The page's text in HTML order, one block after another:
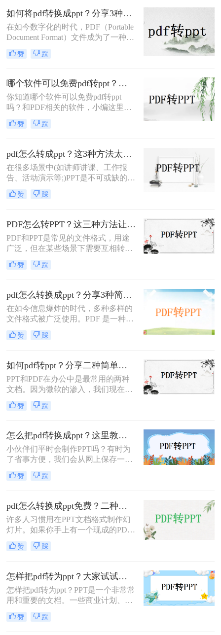
所以我们需要先将PDF转换成PPT才
能进行编辑。那你们知道如何把PDF
转换成PPT吗？有需要将PDF转换成
PPT的小伙伴，接下来就给你们分享
几个人不错的方法。
如何将pdf转换成ppt？分享3种简单方法！
在如今数字化的时代，PDF（Portable
Document Format）文件成为了一种常
见的文档格式。然而，在进行演示或
编辑时，我们可能更需要将PDF文件
将为您详细介绍如何将pdf转换成ppt
的方法，帮助您在工作和学习中高效
利用这些文件。
赞 踩
哪个软件可以免费pdf转ppt？分享四个好用的转换工具！
你知道哪个软件可以免费pdf转ppt
吗？和PDF相关的软件，小编这里有
很多，但要说到免费转换格式的，小
编只推荐这几款！不仅能将PDF一键
版和原文相同，图片画质依旧清晰！
赞 踩
pdf怎么转成ppt？这3种方法太实用了！
在很多场景中(如讲师讲课、工作报
告、活动演示等;)PPT是不可或缺的。
也因此，学会熟练制作各种PPT是办
公室工作必不可少的技巧。很多用户
好的操作，需要使用PDF数据中的一
些内容，但是如果不能直接复制，就
要把PDF转换成PPT。那么，pdf怎么
转成ppt呢？接下来分享三种文件格式
转换方案。让我们来看看。
赞 踩
PDF怎么转PPT？这三种方法让你学会PDF转PPT！
PDF和PPT是常见的文件格式，用途
广泛，但在某些场景下需要互相转
换。本文将介绍几种pdf怎么转ppt方
法，帮助你快速、高效地将PDF文件
赞 踩
pdf怎么转换成ppt？分享3种简单方法~
在如今信息爆炸的时代，多种多样的
文件格式被广泛使用。PDF 是一种非
常常见的文件格式，而 PPT 幻灯片则
在演示和展示方面非常受欢迎。但是
PPT 幻灯片格式，那么pdf怎么转换成
ppt呢？本文将为你详细介绍几种有效
的方法。
赞 踩
如何pdf转ppt？分享二种简单方法~
PPT和PDF在办公中是最常用的两种
文档。因为微软的渗入，我们现在使
用的许多文本或者报告格式是PPT
的，而PDF格式的文档由于其在网络
是，这两个人由于办公需要经常需要
转换，因而给我们的工作带来很大不
便。如何如何pdf转ppt？将pdf转ppt简
单方法其实并不难下面就来看看吧。
赞 踩
怎么把pdf转换成ppt？这里教你这三种方法！
小伙伴们平时会制作PPT吗？有时为
了省事方便，我们会从网上保存一些
PPT模板，这样可以让我们快速制作
出美观的PPT。不过大部分模板都是
可以保留文件的格式排版。如果我们
想要使用这些模板的话，就需要先将
PDF转换成PPT。
赞 踩
pdf怎么转换成ppt免费？二种方法分享给你！
许多人习惯用在PPT文档格式制作幻
灯片。如果你手上有一个现成的PDF
文档，并且想要将其转换为PPT演示
文档，你不需要花费时间和精力来寻
作。就可以轻松的将pdf怎么转换成
ppt免费，pdf转换成ppt文件具体要怎
么做呢？下面就来给大家讲讲。
赞 踩
怎样把pdf转为ppt？大家试试这方法【附视频教程】
怎样把pdf转为ppt？PPT是一个非常常
用和重要的文档。一些商业计划、计
划和项目总结报告通常以PPT的形式
编写，但许多模板以PDF格式下载，
赞 踩